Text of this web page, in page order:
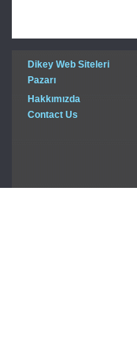
Dikey Web Siteleri
Pazarı
Hakkımızda
Contact Us